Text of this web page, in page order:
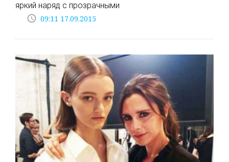
яркий наряд с прозрачными
access_time 09:11 17.09.2015